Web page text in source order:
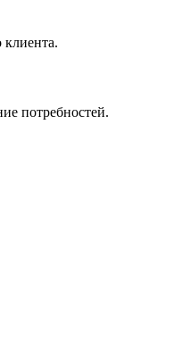
потребностей.